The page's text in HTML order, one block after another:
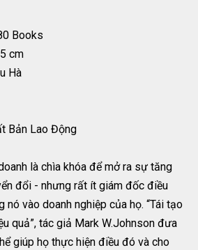
Books
cm
Hà
Bản Lao Động
là chìa khóa để mở ra sự tăng
đổi - nhưng rất ít giám đốc điều
nó vào doanh nghiệp của họ. “Tái tạo
quả”, tác giả Mark W.Johnson đưa
giúp họ thực hiện điều đó và cho